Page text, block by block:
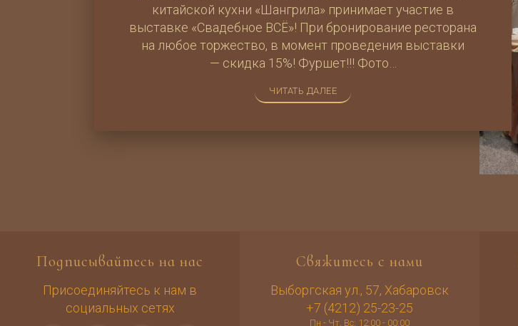
китайской кухни «Шангрила» принимает участие в
выставке «Свадебное ВСЁ»! При бронирование ресторана
на любое торжество, в момент проведения выставки
— скидка 15%! Фуршет!!! Фото…
ЧИТАТЬ ДАЛЕЕ
Подписывайтесь на нас
Присоединяйтесь к нам в
социальных сетях
Свяжитесь с нами
Выборгская ул., 57, Хабаровск
+7 (4212) 25-23-25
Пн - Чт, Вс: 12:00 - 00:00